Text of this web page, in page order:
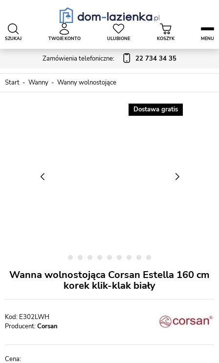
Zamówienia telefoniczne: 22 734 34 35
SZUKAJ TWOJE KONTO ULUBIONE KOSZYK MENU
Start Wanny Wanny wolnostojące
Dostawa gratis
Wanna wolnostojąca Corsan Estella 160 cm
korek klik-klak biały
E302LWH
Producent:Corsan